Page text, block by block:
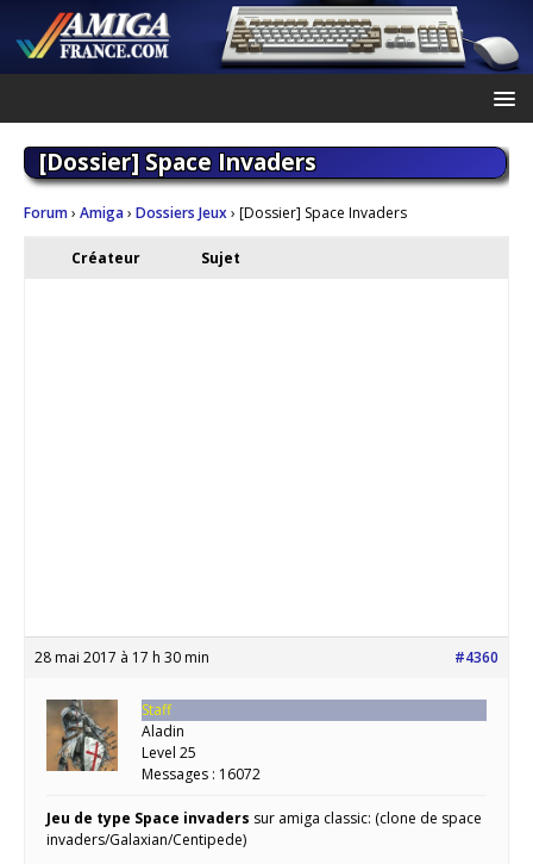
[Dossier] Space Invaders
Forum› Amiga› Dossiers Jeux› [Dossier] Space Invaders
Créateur Sujet
28 mai 2017 à 17 h 30 min #4360
Staff
Aladin
Level 25
Messages : 16072
Jeu de type Space invaders sur amiga classic: (clone de space
invaders/Galaxian/Centipede)